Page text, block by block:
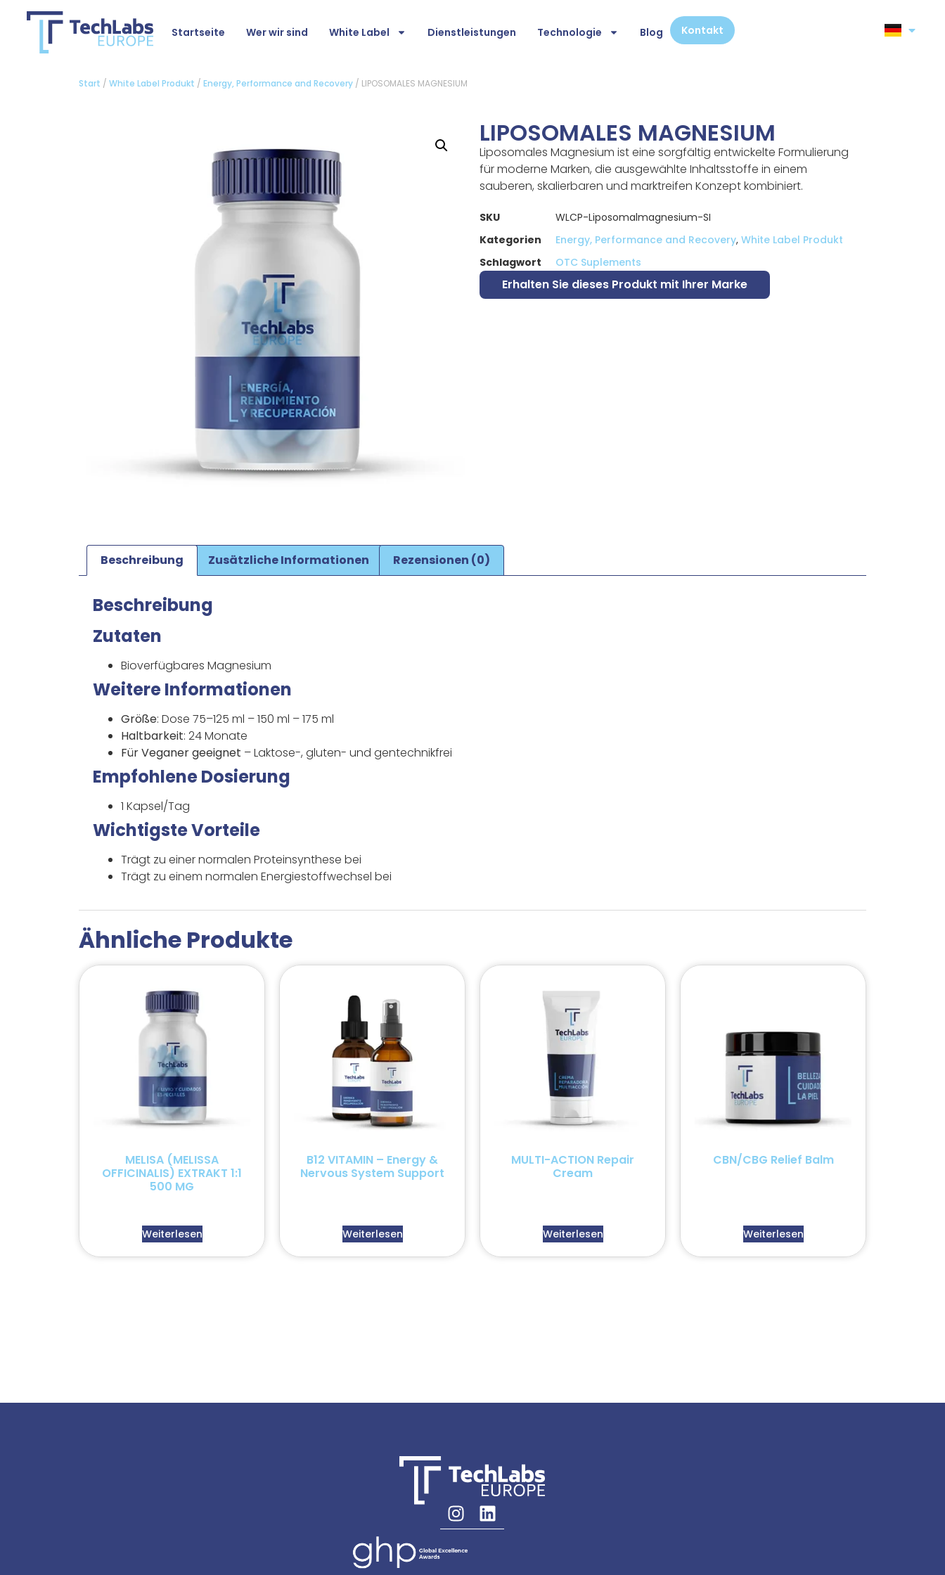
Startseite Wer wir sind White Label Dienstleistungen Technologie Blog Kontakt
Start / White Label Produkt / Energy, Performance and Recovery / LIPOSOMALES MAGNESIUM
LIPOSOMALES MAGNESIUM
Liposomales Magnesium ist eine sorgfältig entwickelte Formulierung
für moderne Marken, die ausgewählte Inhaltsstoffe in einem
sauberen, skalierbaren und marktreifen Konzept kombiniert.
SKU
WLCP-Liposomalmagnesium-SI
Kategorien
Energy, Performance and Recovery, White Label Produkt
Schlagwort
OTC Suplements
Erhalten Sie dieses Produkt mit Ihrer Marke
Beschreibung Zusätzliche Informationen Rezensionen (0)
Beschreibung
Zutaten
Bioverfügbares Magnesium
Weitere Informationen
Größe: Dose 75–125 ml – 150 ml – 175 ml
Haltbarkeit: 24 Monate
Für Veganer geeignet – Laktose-, gluten- und gentechnikfrei
Empfohlene Dosierung
1 Kapsel/Tag
Wichtigste Vorteile
Trägt zu einer normalen Proteinsynthese bei
Trägt zu einem normalen Energiestoffwechsel bei
Ähnliche Produkte
MELISA (MELISSA
OFFICINALIS) EXTRAKT 1:1
500 MG
Weiterlesen
B12 VITAMIN – Energy &
Nervous System Support
Weiterlesen
MULTI-ACTION Repair
Cream
Weiterlesen
CBN/CBG Relief Balm
Weiterlesen